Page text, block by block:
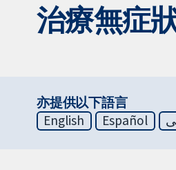
治療無症
亦提供以下語言
English
Español